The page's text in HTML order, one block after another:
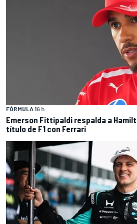
FÓRMULA 16 h
Emerson Fittipaldi respalda a
título de F1 con Ferrari